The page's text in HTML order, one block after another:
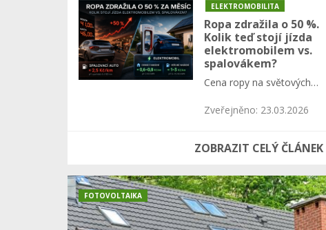
ELEKTROMOBILITA
Zveřejněno: 23.03.2026
Ropa zdražila o 50 %.
Kolik teď stojí jízda
elektromobilem vs.
spalovákem?
Cena ropy na světových…
ZOBRAZIT CELÝ ČLÁNEK
FOTOVOLTAIKA